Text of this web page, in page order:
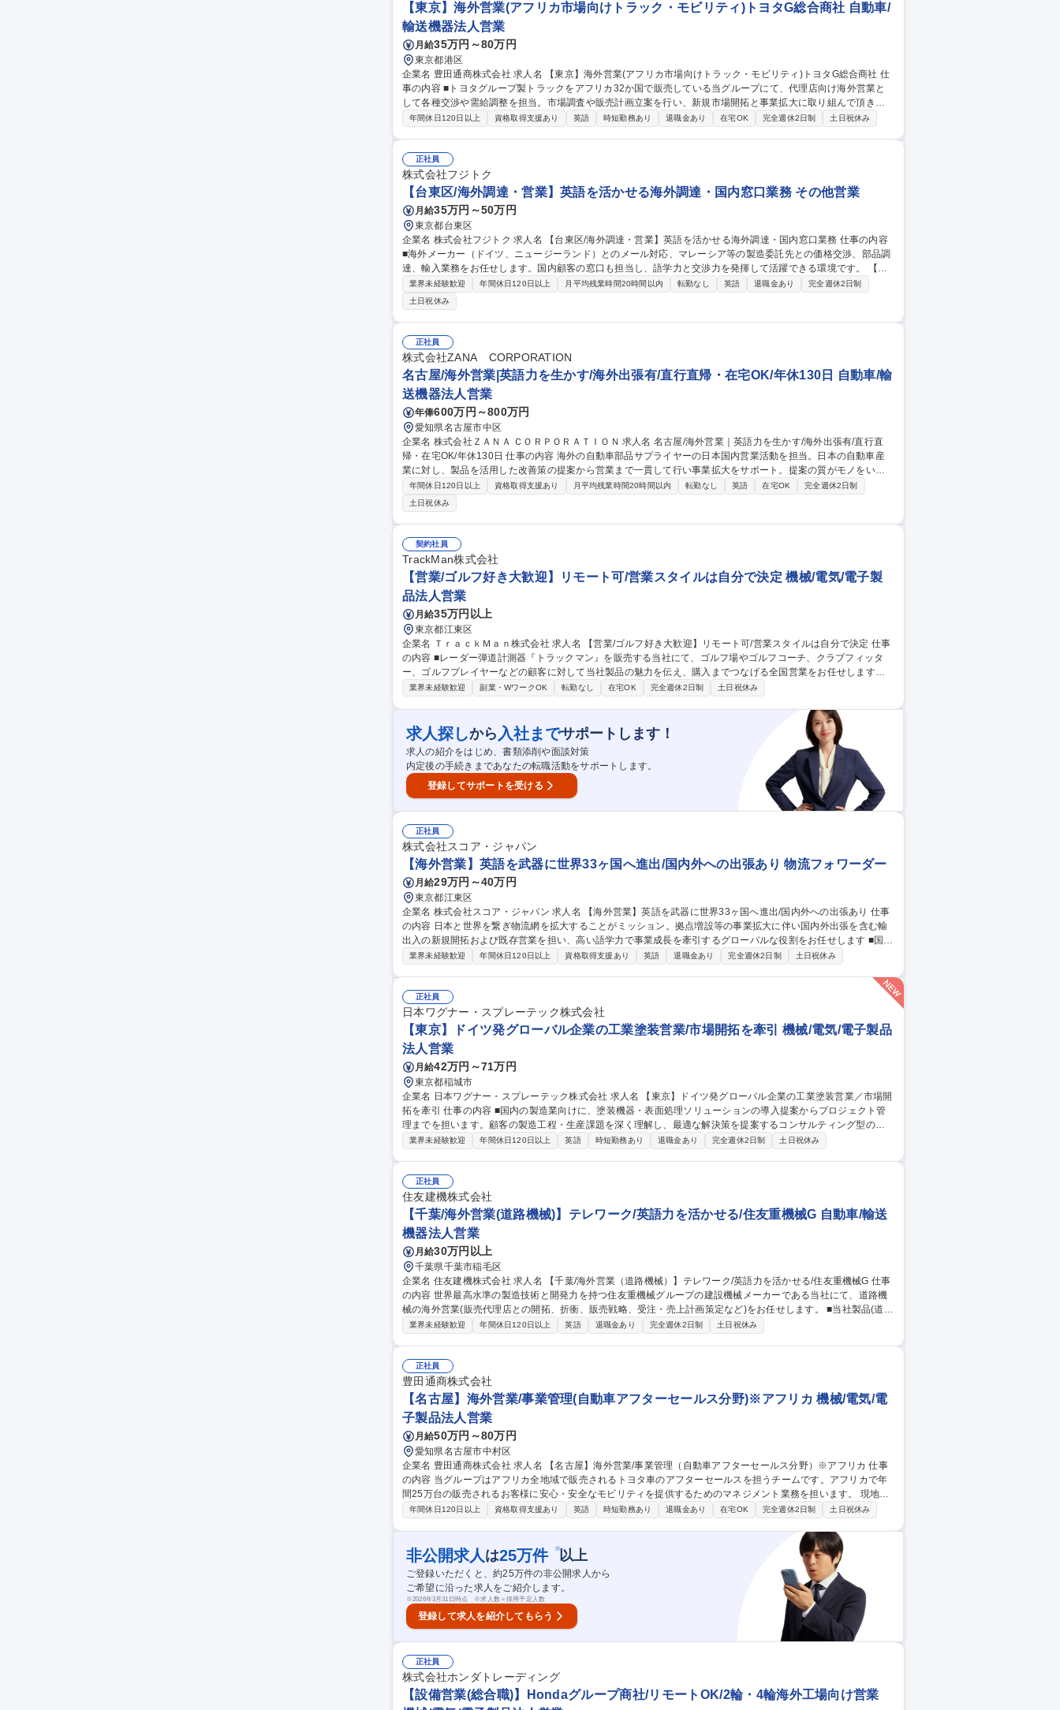
【東京】海外営業(アフリカ市場向けトラック・モビリティ)トヨタG総合商社 自動車/
輸送機器法人営業
月給35万円～80万円
東京都港区
企業名 豊田通商株式会社 求人名 【東京】海外営業(アフリカ市場向けトラック・モビリティ)トヨタG総合商社 仕
事の内容 ■トヨタグループ製トラックをアフリカ32か国で販売している当グループにて、代理店向け海外営業と
して各種交渉や需給調整を担当。市場調査や販売計画立案を行い、新規市場開拓と事業拡大に取り組んで頂きま
す。 ・トラックの代理店向け海外営業 （代理店・メーカーとのコミュニケーション、価格交渉、需給、商品等）
年間休日120日以上 資格取得支援あり 英語 時短勤務あり 退職金あり 在宅OK 完全週休2日制 土日祝休み
正社員
株式会社フジトク
【台東区/海外調達・営業】英語を活かせる海外調達・国内窓口業務 その他営業
月給35万円～50万円
東京都台東区
企業名 株式会社フジトク 求人名 【台東区/海外調達・営業】英語を活かせる海外調達・国内窓口業務 仕事の内容
■海外メーカー（ドイツ、ニュージーランド）とのメール対応、マレーシア等の製造委託先との価格交渉、部品調
達、輸入業務をお任せします。国内顧客の窓口も担当し、語学力と交渉力を発揮して活躍できる環境です。 【具
体的な業務について】 ■海外メーカー（ドイツ、ニュージーランド）とのメール対応・在庫確認・見積依頼・発注
■マレーシア製造委託先との価格・納期等の交渉、特殊部品の調達 ■輸入業務■国内顧客の窓口 全国に営業所があ
り、たくさんのお客様がいらっしゃいますので、様々な業界の方と触れあうことができます。 募集職種 【台東区/
海外調達・営業】英語を活かせる海外調達・国内窓口業務
業界未経験歓迎 年間休日120日以上 月平均残業時間20時間以内 転勤なし 英語 退職金あり
完全週休2日制
土日祝休み
正社員
株式会社ZANA CORPORATION
名古屋/海外営業|英語力を生かす/海外出張有/直行直帰・在宅OK/年休130日 自動車/輸
送機器法人営業
年俸600万円～800万円
愛知県名古屋市中区
企業名 株式会社ＺＡＮＡ ＣＯＲＰＯＲＡＴＩＯＮ 求人名 名古屋/海外営業｜英語力を生かす/海外出張有/直行直
帰・在宅OK/年休130日 仕事の内容 海外の自動車部品サプライヤーの日本国内営業活動を担当。日本の自動車産
業に対し、製品を活用した改善策の提案から営業まで一貫して行い事業拡大をサポート。提案の質がモノをいう
コンサル要素のある営業です。 【具体的には】担当サプライヤーの技術や製品を理解し、国内顧客の課題に合わ
せて提案。見積作成、納期調整、品質対応に加え、海外本国と英語を使用した会議や、新規参入に向けた戦略立
案も担います。 【働き方】基本的には在宅・客先での勤務となり、個人での裁量は非常に大きいです。週1回チー
ムで、月1回全社で進捗の確認を行い計画から遅滞がないか確認。裁量は大きいですが、個人任せにはしない働き
方です。 募集職種 名古屋/海外営業｜英語力を生かす/海外出張有/直行直帰・在宅OK/年休130日
年間休日120日以上 資格取得支援あり 月平均残業時間20時間以内 転勤なし 英語 在宅OK
完全週休2日制
土日祝休み
契約社員
TrackMan株式会社
【営業/ゴルフ好き大歓迎】リモート可/営業スタイルは自分で決定 機械/電気/電子製
品法人営業
月給35万円以上
東京都江東区
企業名 ＴｒａｃｋＭａｎ株式会社 求人名 【営業/ゴルフ好き大歓迎】リモート可/営業スタイルは自分で決定 仕事
の内容 ■レーダー弾道計測器『トラックマン』を販売する当社にて、ゴルフ場やゴルフコーチ、クラブフィッタ
ー、ゴルフプレイヤーなどの顧客に対して当社製品の魅力を伝え、購入までつなげる全国営業をお任せします。 ■
商品の提案(提案書作成あり)■デモンストレーションの実施■受注後、納品するまでのフォロー■製品テストと開発
ケジュールを立てながら営業活動を進めます。外出や出張が多く個人で動くことが多いため、裁量権が大きいか
わりに、計画力や自身のマネジメントができることが求められます。 募集職種 【営業/ゴルフ好き大歓迎】リモー
ト可/営業スタイルは自分で決定
業界未経験歓迎 副業・WワークOK 転勤なし 在宅OK 完全週休2日制 土日祝休み
求人探しから 入社までサポートします！
求人の紹介をはじめ、書類添削や面談対策
内定後の手続きまであなたの転職活動をサポートします。
登録してサポートを受ける
正社員
株式会社スコア・ジャパン
【海外営業】英語を武器に世界33ヶ国へ進出/国内外への出張あり 物流フォワーダー
月給29万円～40万円
東京都江東区
企業名 株式会社スコア・ジャパン 求人名 【海外営業】英語を武器に世界33ヶ国へ進出/国内外への出張あり 仕事
の内容 日本と世界を繋ぎ物流網を拡大することがミッション。拠点増設等の事業拡大に伴い国内外出張を含む輸
出入の新規開拓および既存営業を担い、高い語学力で事業成長を牽引するグローバルな役割をお任せします ■国内
外への輸出入の新規開拓および既存顧客への深耕営業■市場調査・データ分析によるデータ収集と営業戦略立案■
作成■事業立ち上げに伴う諸業務、国内外出張、付随する事務全般 語学力を存分に活かし、事業成長のキーパーソ
業界未経験歓迎 年間休日120日以上 資格取得支援あり 英語 退職金あり 完全週休2日制 土日祝休み
正社員
日本ワグナー・スプレーテック株式会社
【東京】ドイツ発グローバル企業の工業塗装営業/市場開拓を牽引 機械/電気/電子製品
法人営業
月給42万円～71万円
東京都稲城市
企業名 日本ワグナー・スプレーテック株式会社 求人名 【東京】ドイツ発グローバル企業の工業塗装営業／市場開
拓を牽引 仕事の内容 ■国内の製造業向けに、塗装機器・表面処理ソリューションの導入提案からプロジェクト管
理までを担います。顧客の製造工程・生産課題を深く理解し、最適な解決策を提案するコンサルティング型の営
業活動です。 主要顧客の深耕から新規市場開拓まで幅広く担当します。見込み顧客への訪問、課題抽出、提案、
す。 募集職種 【東京】ドイツ発グローバル企業の工業塗装営業／市場開拓を牽引
業界未経験歓迎 年間休日120日以上 英語 時短勤務あり 退職金あり 完全週休2日制 土日祝休み
正社員
住友建機株式会社
【千葉/海外営業(道路機械)】テレワーク/英語力を活かせる/住友重機械G 自動車/輸送
機器法人営業
月給30万円以上
千葉県千葉市稲毛区
企業名 住友建機株式会社 求人名 【千葉/海外営業（道路機械）】テレワーク/英語力を活かせる/住友重機械G 仕事
の内容 世界最高水準の製造技術と開発力を持つ住友重機械グループの建設機械メーカーである当社にて、道路機
械の海外営業(販売代理店との開拓、折衝、販売戦略、受注・売上計画策定など)をお任せします。 ■当社製品(道路
機械)の販売代理店との折衝※、ならびに販売戦略策定、受注・売上計画の検討及び推進※生産・供給台数の調
機械）】テレワーク/英語力を活かせる/住友重機械G
業界未経験歓迎 年間休日120日以上 英語 退職金あり 完全週休2日制 土日祝休み
正社員
豊田通商株式会社
【名古屋】海外営業/事業管理(自動車アフターセールス分野)※アフリカ 機械/電気/電
子製品法人営業
月給50万円～80万円
愛知県名古屋市中村区
企業名 豊田通商株式会社 求人名 【名古屋】海外営業/事業管理（自動車アフターセールス分野）※アフリカ 仕事
の内容 当グループはアフリカ全地域で販売されるトヨタ車のアフターセールスを担うチームです。アフリカで年
間25万台の販売されるお客様に安心・安全なモビリティを提供するためのマネジメント業務を担います。 現地販
売店が販売者車両をお客様に末永くお使いいただくためのアフターセールスオペレーションの指導 １）通常の点
フィードバック ２）お客様にご満足いただけるアフターセールスのオペレーションを提供するための、現場業務
改善指導 募集職種 【名古屋】海外営業/事業管理（自動車アフターセールス分野）※アフリカ
年間休日120日以上 資格取得支援あり 英語 時短勤務あり 退職金あり 在宅OK 完全週休2日制 土日祝休み
非公開求人 は25万件 ※以上
ご登録いただくと、約25万件の非公開求人から
ご希望に沿った求人をご紹介します。
※2026年3月31日時点 ※求人数＝採用予定人数
登録して求人を紹介してもらう
正社員
株式会社ホンダトレーディング
【設備営業(総合職)】Hondaグループ商社/リモートOK/2輪・4輪海外工場向け営業